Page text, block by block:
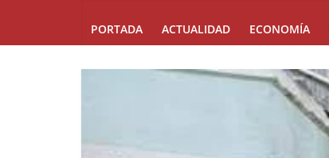
PORTADA ACTUALIDAD ECONOMÍA